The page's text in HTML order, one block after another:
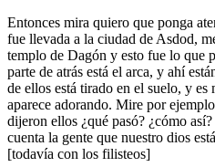
Entonces mira quiero que ponga
fue llevada a la ciudad de Asdod,
templo de Dagón y esto fue lo que
parte de atrás está el arca, y ahí
de ellos está tirado en el suelo, y es
aparece adorando. Mire por
dijeron ellos ¿qué pasó? ¿cómo
cuenta la gente que nuestro dios
[todavía con los filisteos]